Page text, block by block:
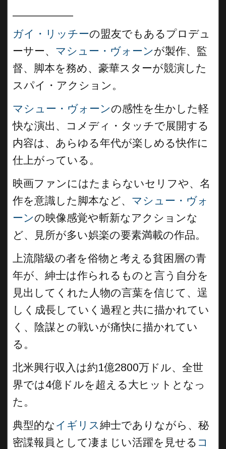
ガイ・リッチーの盟友でもあるプロデュ
ーサー、 マシュー・ヴォーンが製作、監
督、脚本を務め、豪華スターが競演した
スパイ・アクション。
マシュー・ヴォーンの感性を生かした軽
快な演出、コメディ・タッチで展開する
内容は、あらゆる年代が楽しめる快作に
仕上がっている。
映画ファンにはたまらないセリフや、名
作を意識した脚本など、 マシュー・ヴォ
ーンの映像感覚や斬新なアクションな
ど、見所が多い娯楽の要素満載の作品。
上流階級の者を俗物と考える貧困層の青
年が、紳士は作られるものと言う自分を
見出してくれた人物の言葉を信じて、逞
しく成長していく過程と共に描かれてい
く、陰謀との戦いが痛快に描かれてい
る。
北米興行収入は約1億2800万ドル、全世
界では4億ドルを超える大ヒットとなっ
た。
典型的なイギリス紳士でありながら、秘
密諜報員として凄まじい活躍を見せる コ